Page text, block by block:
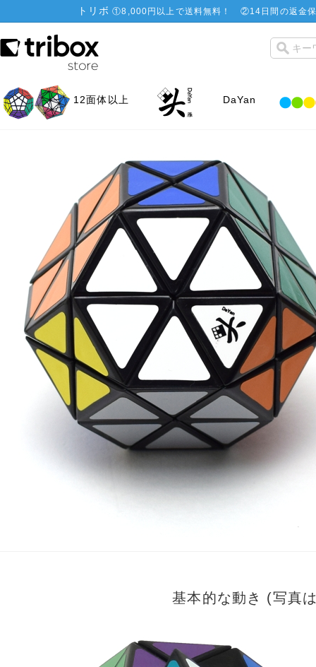
トリボ ①8,000円以上で送料無料！ ②14日間の返金
12面体以上 DaYan
基本的な動き (写真